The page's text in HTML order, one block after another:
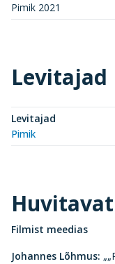
Pimik 2021
Levitajad
Levitajad
Pimik
Filmist meedias
Johannes Lõhmus: